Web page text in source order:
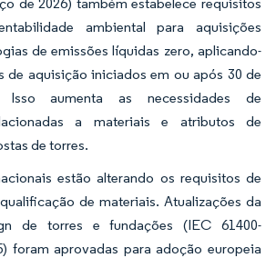
ambiental para aquisições
de emissões líquidas zero, aplicando-
de aquisição iniciados em ou após 30 de
aumenta as necessidades de
a materiais e atributos de
de torres.
estão alterando os requisitos de
de materiais. Atualizações da
de torres e fundações (IEC 61400-
foram aprovadas para adoção europeia